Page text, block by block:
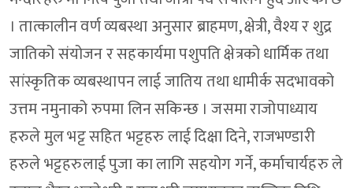
। तात्कालीन वर्ण व्यबस्था अनुसार ब्राहमण, क्षेत्री, वैश्य र शुद्र
जातिको संयोजन र सहकार्यमा पशुपति क्षेत्रको धार्मिक तथा
सांस्कृतिक व्यबस्थापन लाई जातिय तथा धामीर्क सदभावको
उत्तम नमुनाको रुपमा लिन सकिन्छ । जसमा राजोपाध्याय
हरुले मुल भट्ट सहित भट्टहरु लाई दिक्षा दिने, राजभण्डारी
हरुले भट्टहरुलाई पुजा का लागि सहयोग गर्ने, कर्माचार्यहरु ले